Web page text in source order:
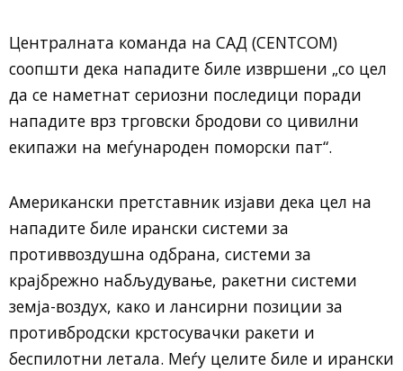
Централната команда на САД (CENTCOM)
соопшти дека нападите биле извршени „со цел
да се наметнат сериозни последици поради
нападите врз трговски бродови со цивилни
екипажи на меѓународен поморски пат“.
Американски претставник изјави дека цел на
нападите биле ирански системи за
противвоздушна одбрана, системи за
крајбрежно набљудување, ракетни системи
земја-воздух, како и лансирни позиции за
противбродски крстосувачки ракети и
беспилотни летала. Меѓу целите биле и ирански